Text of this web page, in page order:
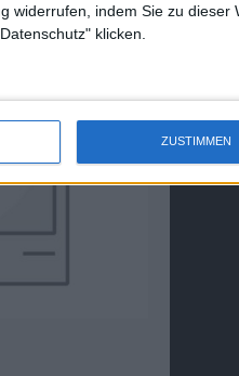
widerrufen, indem Sie zu dieser
klicken.
ZUSTIMMEN
zeigt Video mit